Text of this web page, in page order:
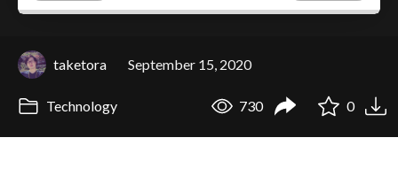
taketora September 15, 2020
Technology 730 0